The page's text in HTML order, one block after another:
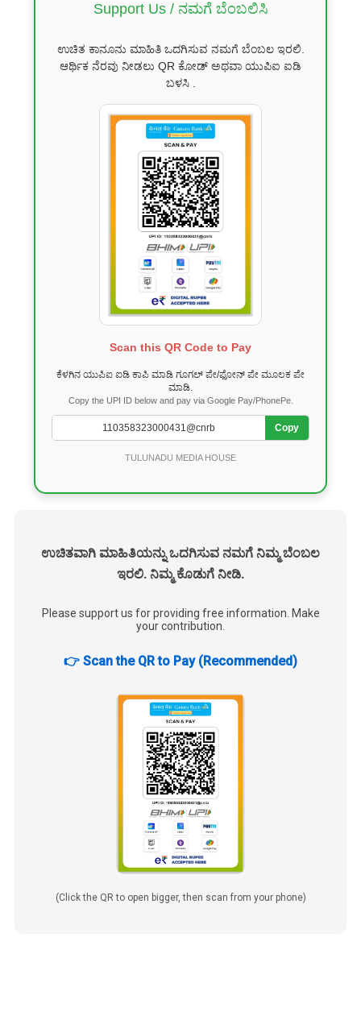
Support Us / ನಮಗೆ ಬೆಂಬಲಿಸಿ
ಉಚಿತ ಕಾನೂನು ಮಾಹಿತಿ ಒದಗಿಸುವ ನಮಗೆ ಬೆಂಬಲ ಇರಲಿ.
ಆರ್ಥಿಕ ನೆರವು ನೀಡಲು QR ಕೋಡ್ ಅಥವಾ ಯುಪಿಐ ಐಡಿ
ಬಳಸಿ .
Scan this QR Code to Pay
ಕೆಳಗಿನ ಯುಪಿಐ ಐಡಿ ಕಾಪಿ ಮಾಡಿ ಗೂಗಲ್ ಪೇ/ಫೋನ್ ಪೇ ಮೂಲಕ ಪೇ
ಮಾಡಿ.
Copy the UPI ID below and pay via Google Pay/PhonePe.
Copy
TULUNADU MEDIA HOUSE
ಉಚಿತವಾಗಿ ಮಾಹಿತಿಯನ್ನು ಒದಗಿಸುವ ನಮಗೆ ನಿಮ್ಮ ಬೆಂಬಲ
ಇರಲಿ. ನಿಮ್ಮ ಕೊಡುಗೆ ನೀಡಿ.
Please support us for providing free information. Make
your contribution.
👉 Scan the QR to Pay (Recommended)
(Click the QR to open bigger, then scan from your phone)